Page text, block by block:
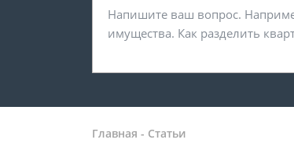
Главная - Статьи